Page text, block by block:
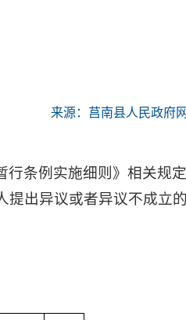
来源：莒南县人民政府
条例实施细则》相关规
提出异议或者异议不成立